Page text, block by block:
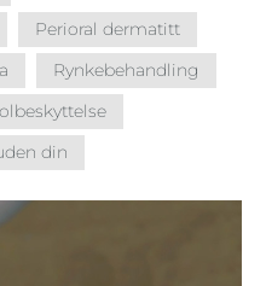
Perioral dermatitt
Rynkebehandling
din